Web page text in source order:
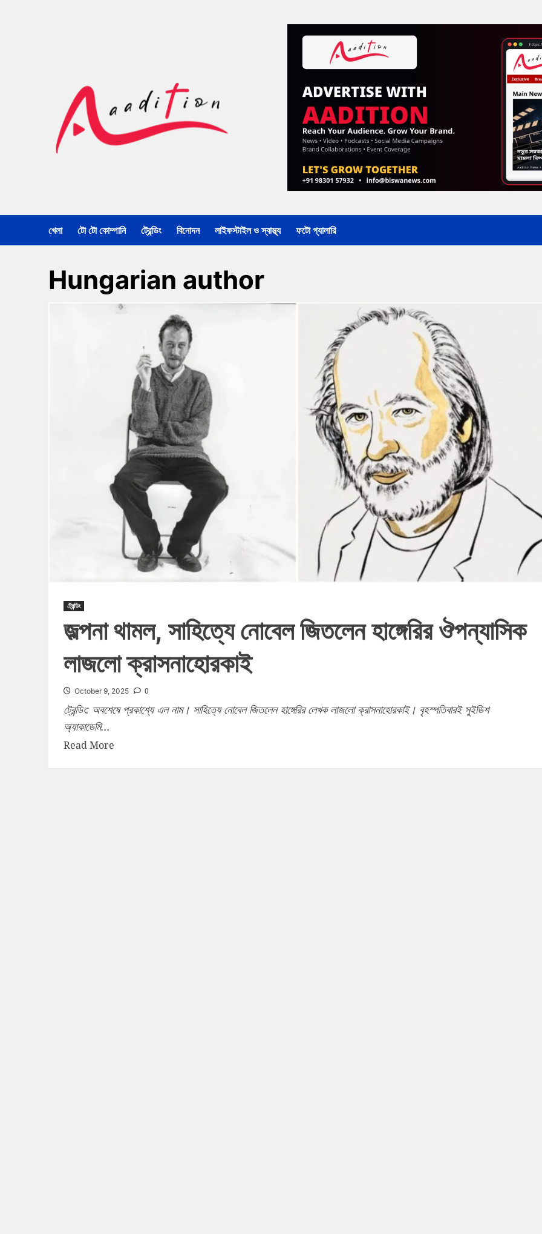
খেলা টো টো কোম্পানি ট্রেন্ডিং বিনোদন লাইফস্টাইল ও স্বাস্থ্য ফটো গ্যালারি
Hungarian author
ট্রেন্ডিং
জল্পনা থামল, সাহিত্যে নোবেল জিতলেন হাঙ্গেরির ঔপন্যাসিক
লাজলো ক্রাসনাহোরকাই
October 9, 2025 0
ট্রেন্ডিং: অবশেষে প্রকাশ্যে এল নাম। সাহিত্যে নোবেল জিতলেন হাঙ্গেরির লেখক লাজলো ক্রাসনাহোরকাই। বৃহস্পতিবারই সুইডিশ
অ্যাকাডেমি...
Read More